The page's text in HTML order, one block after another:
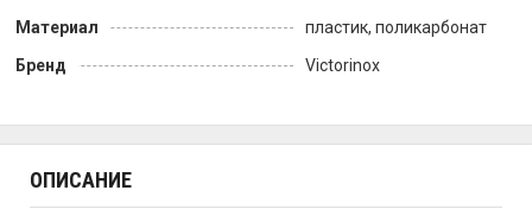
Материал
пластик, поликарбонат
Бренд
Victorinox
ОПИСАНИЕ